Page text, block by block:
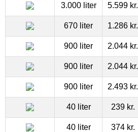
3.000 liter 5.599 kr.
670 liter 1.286 kr.
900 liter 2.044 kr.
900 liter 2.044 kr.
900 liter 2.493 kr.
40 liter 239 kr.
40 liter 374 kr.